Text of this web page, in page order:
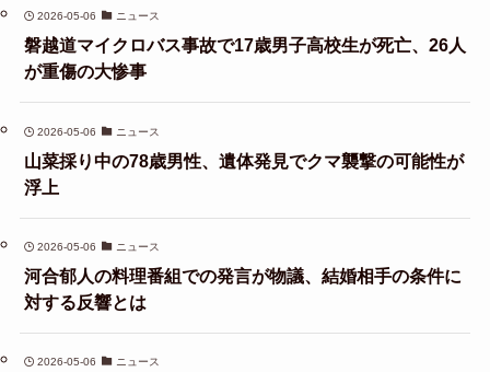
2026-05-06 ニュース
磐越道マイクロバス事故で17歳男子高校生が死亡、26人
が重傷の大惨事
2026-05-06 ニュース
山菜採り中の78歳男性、遺体発見でクマ襲撃の可能性が
浮上
2026-05-06 ニュース
河合郁人の料理番組での発言が物議、結婚相手の条件に
対する反響とは
2026-05-06 ニュース